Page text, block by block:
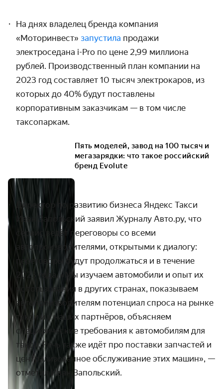
На днях владелец бренда компания
«Моторинвест» запустила продажи
электроседана i-Pro по цене 2,99 миллиона
рублей. Производственный план компании на
2023 год составляет 10 тысяч электрокаров, из
которых до 40% будут поставлены
корпоративным заказчикам — в том числе
таксопаркам.
Пять моделей, завод на 100 тысяч и
мегазарядки: что такое российский
бренд Evolute
Директор по развитию бизнеса Яндекс Такси
Иван Запольский заявил Журналу Авто.ру, что
сервис ведёт переговоры со всеми
автопроизводителями, открытыми к диалогу:
переговоры будут продолжаться и в течение
2023 года. «Мы изучаем автомобили и опыт их
использования в других странах, показываем
автопроизводителям потенциал спроса на рынке
такси и у наших партнёров, объясняем
специфические требования к автомобилям для
такси. Речь также идёт про поставки запчастей и
централизованное обслуживание этих машин», —
отметил Иван Запольский.